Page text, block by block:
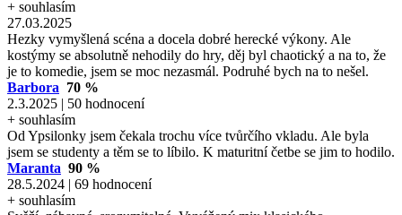
+ souhlasím
27.03.2025
Hezky vymyšlená scéna a docela dobré herecké výkony. Ale
kostýmy se absolutně nehodily do hry, děj byl chaotický a na to, že
je to komedie, jsem se moc nezasmál. Podruhé bych na to nešel.
Barbora 70 %
2.3.2025 | 50 hodnocení
+ souhlasím
Od Ypsilonky jsem čekala trochu více tvůrčího vkladu. Ale byla
jsem se studenty a těm se to líbilo. K maturitní četbe se jim to hodilo.
Maranta 90 %
28.5.2024 | 69 hodnocení
+ souhlasím